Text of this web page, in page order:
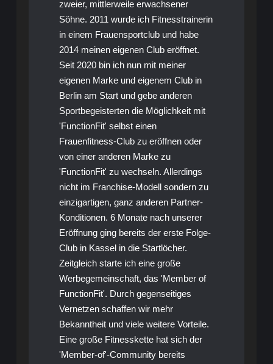
zweier, mittlerweile erwachsener
Söhne. 2011 wurde ich Fitnesstrainerin
in einem Frauensportclub und habe
2014 meinen eigenen Club eröffnet.
Seit 2020 bin ich nun mit meiner
eigenen Marke und eigenem Club in
Berlin am Start und gebe anderen
Sportbegeisterten die Möglichkeit mit
'FunctionFit' selbst einen
Frauenfitness-Club zu eröffnen oder
von einer anderen Marke zu
'FunctionFit' zu wechseln. Allerdings
nicht im Franchise-Modell sondern zu
einzigartigen, ganz anderen Partner-
Konditionen. 6 Monate nach unserer
Eröffnung ging bereits der erste Folge-
Club in Kassel in die Startlöcher.
Zeitgleich starte ich eine große
Werbegemeinschaft, das 'Member of
FunctionFit'. Durch gegenseitiges
Vernetzen schaffen wir mehr
Bekanntheit und viele weitere Vorteile.
Eine große Fitnesskette hat sich der
'Member-of'-Community bereits